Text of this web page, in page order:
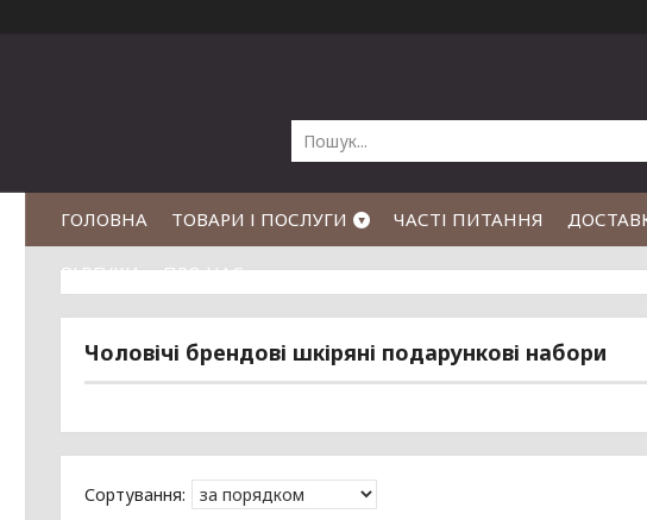
ГОЛОВНА ТОВАРИ І ПОСЛУГИ ЧАСТІ ПИТАННЯ
ВІДГУКИ ПРО НАС
Чоловічі брендові шкіряні подарункові набори